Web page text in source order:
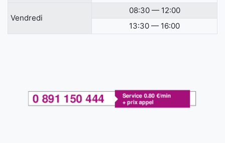
Vendredi
08:30 — 12:00
13:30 — 16:00